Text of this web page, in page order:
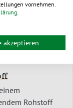
Rohstoff
vornehmen.
.
akzeptieren